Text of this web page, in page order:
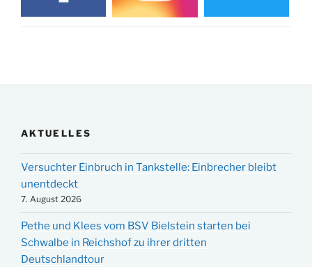
AKTUELLES
Versuchter Einbruch in Tankstelle: Einbrecher bleibt
unentdeckt
7. August 2026
Pethe und Klees vom BSV Bielstein starten bei
Schwalbe in Reichshof zu ihrer dritten
Deutschlandtour